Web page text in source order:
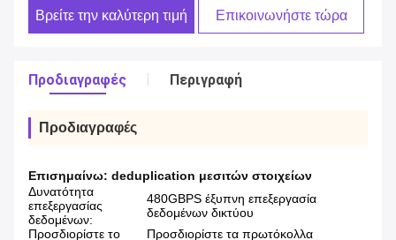
Βρείτε την καλύτερη τιμή Επικοινωνήστε τώρα
Προδιαγραφές Περιγραφή
Προδιαγραφές
Επισημαίνω: deduplication μεσιτών στοιχείων
Δυνατότητα
επεξεργασίας
δεδομένων:
480GBPS έξυπνη επεξεργασία
δεδομένων δικτύου
Προσδιορίστε το
Προσδιορίστε τα πρωτόκολλα